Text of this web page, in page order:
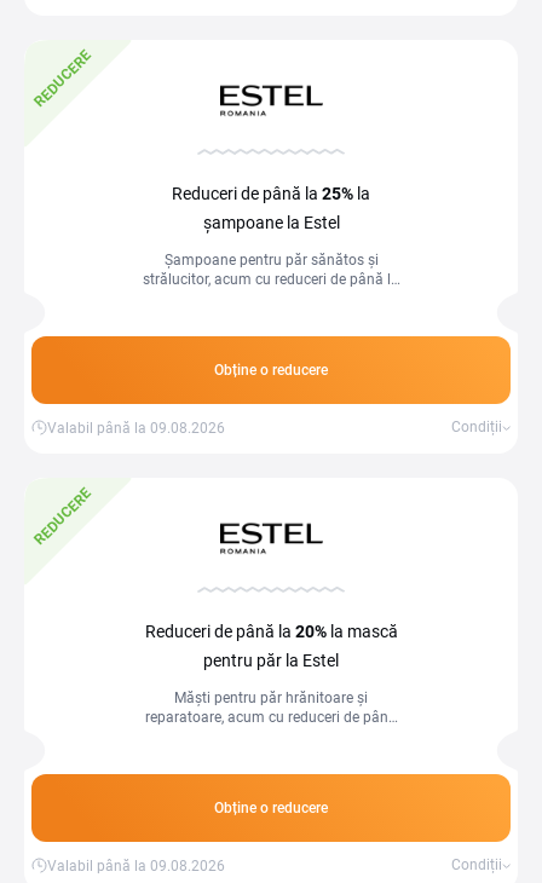
REDUCERE
Reduceri de până la 25% la
șampoane la Estel
Șampoane pentru păr sănătos și
strălucitor, acum cu reduceri de până la
Obține o reducere
Valabil până la 09.08.2026 Condiții
REDUCERE
Reduceri de până la 20%la mască
pentru păr la Estel
Măști pentru păr hrănitoare și
reparatoare, acum cu reduceri de până
Obține o reducere
Valabil până la 09.08.2026 Condiții